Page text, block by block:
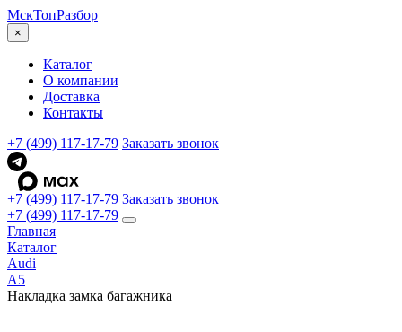
МскТопРазбор
×
Каталог
О компании
Доставка
Контакты
+7 (499) 117-17-79 Заказать звонок
+7 (499) 117-17-79 Заказать звонок
+7 (499) 117-17-79
Главная
Каталог
Audi
A5
Накладка замка багажника